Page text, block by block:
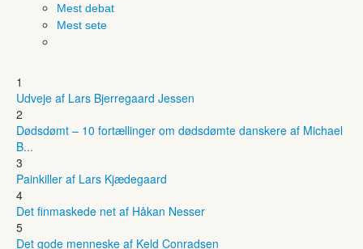
Mest debat
Mest sete
1
Udveje af Lars Bjerregaard Jessen
2
Dødsdømt – 10 fortællinger om dødsdømte danskere af Michael
B...
3
Painkiller af Lars Kjædegaard
4
Det finmaskede net af Håkan Nesser
5
Det gode menneske af Keld Conradsen